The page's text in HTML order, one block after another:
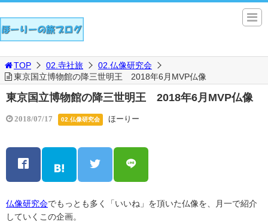
TOP 02.寺社旅
02.仏像研究会
東京国立博物館の降三世明王 2018年6月MVP仏像
東京国立博物館の降三世明王 2018年6月MVP仏像
2018/07/17 02.仏像研究会 ほーりー
仏像研究会でもっとも多く「いいね」を頂いた仏像を、月一で紹介
していくこの企画。